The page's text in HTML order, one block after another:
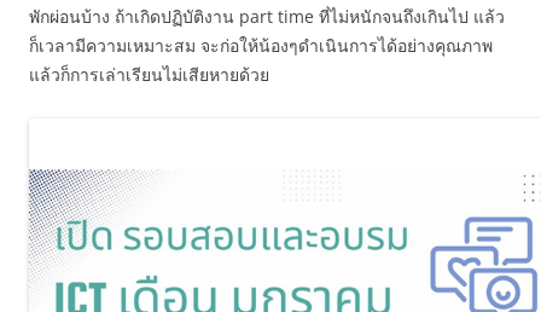
พักผ่อนบ้าง ถ้าเกิดปฏิบัติงาน part time ที่ไม่หนักจนถึงเกินไป แล้ว
ก็เวลามีความเหมาะสม จะก่อให้น้องๆดำเนินการได้อย่างคุณภาพ
แล้วก็การเล่าเรียนไม่เสียหายด้วย